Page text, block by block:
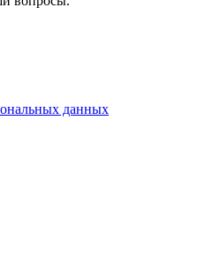
данных